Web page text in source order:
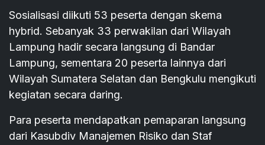
Sosialisasi diikuti 53 peserta dengan skema
hybrid. Sebanyak 33 perwakilan dari Wilayah
Lampung hadir secara langsung di Bandar
Lampung, sementara 20 peserta lainnya dari
Wilayah Sumatera Selatan dan Bengkulu mengikuti
kegiatan secara daring.
Para peserta mendapatkan pemaparan langsung
dari Kasubdiv Manajemen Risiko dan Staf